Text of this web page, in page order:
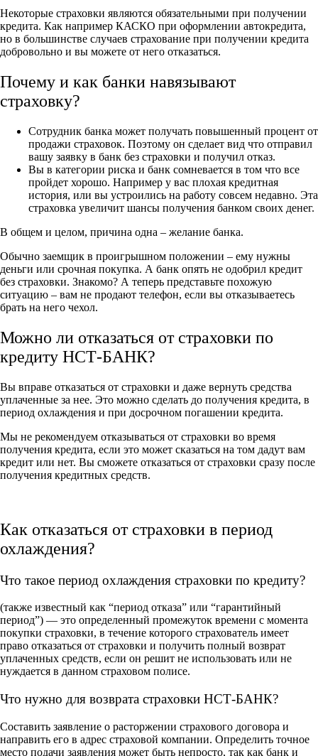
Некоторые страховки являются обязательными при получении
кредита. Как например КАСКО при оформлении автокредита,
но в большинстве случаев страхование при получении кредита
добровольно и вы можете от него отказаться.
Почему и как банки навязывают
страховку?
Сотрудник банка может получать повышенный процент от
продажи страховок. Поэтому он сделает вид что отправил
вашу заявку в банк без страховки и получил отказ.
Вы в категории риска и банк сомневается в том что все
пройдет хорошо. Например у вас плохая кредитная
история, или вы устроились на работу совсем недавно. Эта
страховка увеличит шансы получения банком своих денег.
В общем и целом, причина одна – желание банка.
Обычно заемщик в проигрышном положении – ему нужны
деньги или срочная покупка. А банк опять не одобрил кредит
без страховки. Знакомо? А теперь представьте похожую
ситуацию – вам не продают телефон, если вы отказываетесь
брать на него чехол.
Можно ли отказаться от страховки по
кредиту НСТ-БАНК?
Вы вправе отказаться от страховки и даже вернуть средства
уплаченные за нее. Это можно сделать до получения кредита, в
период охлаждения и при досрочном погашении кредита.
Мы не рекомендуем отказываться от страховки во время
получения кредита, если это может сказаться на том дадут вам
кредит или нет. Вы сможете отказаться от страховки сразу после
получения кредитных средств.
Как отказаться от страховки в период
охлаждения?
Что такое период охлаждения страховки по кредиту?
(также известный как “период отказа” или “гарантийный
период”) — это определенный промежуток времени с момента
покупки страховки, в течение которого страхователь имеет
право отказаться от страховки и получить полный возврат
уплаченных средств, если он решит не использовать или не
нуждается в данном страховом полисе.
Что нужно для возврата страховки НСТ-БАНК?
Составить заявление о расторжении страхового договора и
направить его в адрес страховой компании. Определить точное
место подачи заявления может быть непросто, так как банк и